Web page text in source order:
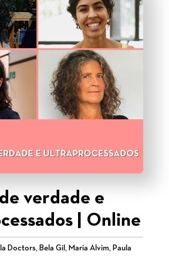
verdade e
| Online
Doctors, Bela Gil, Maria Alvim, Paula